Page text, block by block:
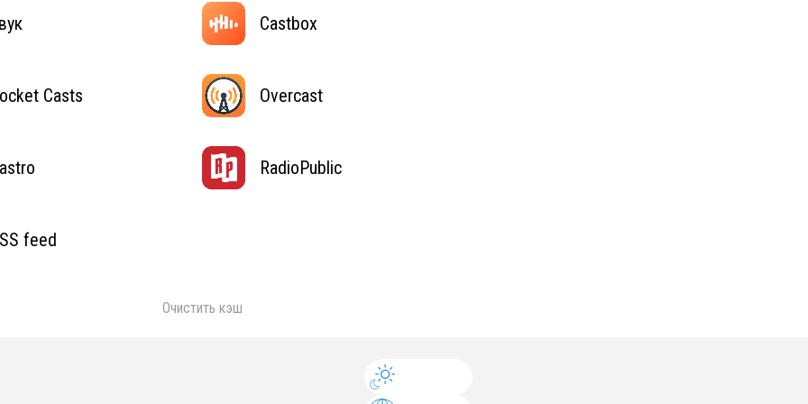
Castbox
Casts Overcast
RadioPublic
feed
Очистить кэш